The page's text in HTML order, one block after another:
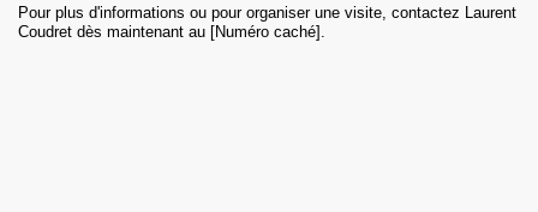
Pour plus d'informations ou pour organiser une visite, contactez Laurent
Coudret dès maintenant au [Numéro caché].